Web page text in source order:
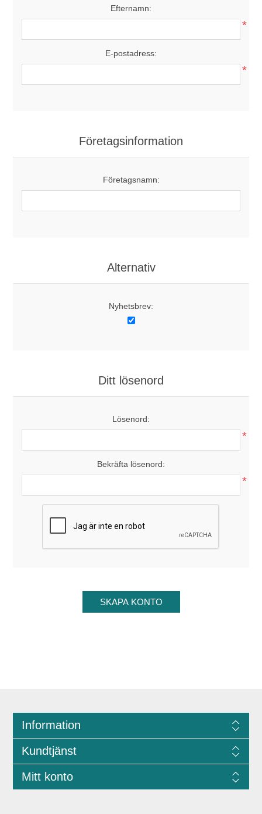
Efternamn:
*
E-postadress:
*
Företagsinformation
Företagsnamn:
Alternativ
Nyhetsbrev:
Ditt lösenord
Lösenord:
*
Bekräfta lösenord:
*
Information
Kundtjänst
Mitt konto